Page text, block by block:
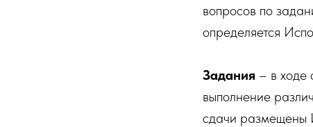
вопросов по
определяется
Задания – в ходе
выполнение
сдачи размещены